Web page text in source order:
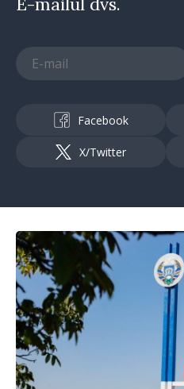
Facebook
X/Twitter